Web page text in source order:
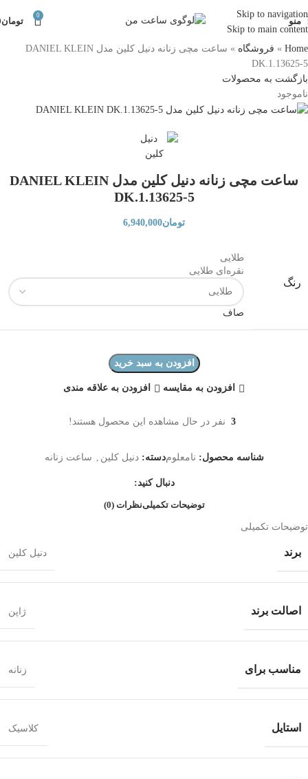
Skip to navigation
Skip to main content
منو
0
تومان
Home
» فروشگاه »
ساعت مچی زنانه دنیل کلین مدل DANIEL KLEIN
DK.1.13625-5
بازگشت به محصولات
ناموجود
ساعت مچی زنانه دنیل کلین مدل DANIEL KLEIN
DK.1.13625-5
تومان6,940,000
رنگ
طلایی
نقره‌ای طلایی
صاف
افزودن به سبد خرید
افزودن به مقایسه افزودن به علاقه مندی
3 نفر در حال مشاهده این محصول هستند!
شناسه محصول: نامعلومدسته: دنیل کلین ساعت زنانه
دنبال کنید:
توضیحات تکمیلینظرات (0)
توضیحات تکمیلی
برند دنیل کلین
اصالت برند ژاپن
مناسب برای زنانه
استایل کلاسیک